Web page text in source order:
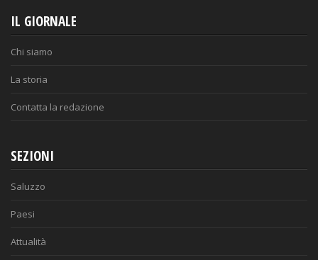
IL GIORNALE
Chi siamo
La storia
Contatta la redazione
SEZIONI
Saluzzo
Paesi
Attualità